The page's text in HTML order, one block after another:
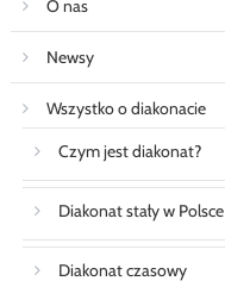
O nas
Newsy
Wszystko o diakonacie
Czym jest diakonat?
Diakonat stały w Polsce
Diakonat czasowy